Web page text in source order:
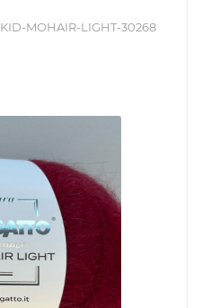
KID-MOHAIR-LIGHT-30268